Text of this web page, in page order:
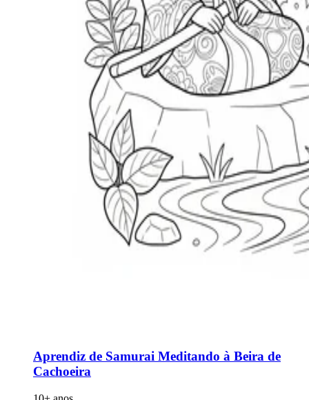
Aprendiz de Samurai Meditando à Beira de
Cachoeira